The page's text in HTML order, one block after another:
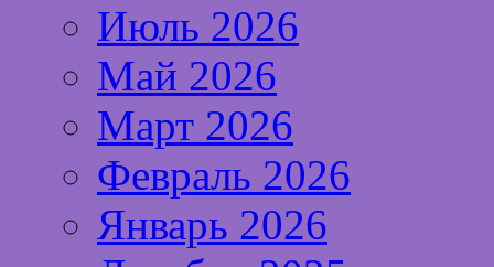
Июль 2026
Май 2026
Март 2026
Февраль 2026
Январь 2026